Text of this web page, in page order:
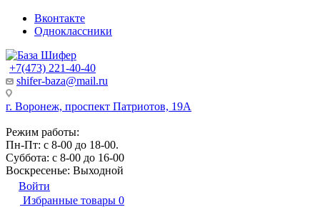
Вконтакте
Одноклассники
+7(473) 221-40-40
shifer-baza@mail.ru
г. Воронеж, проспект Патриотов, 19А
Режим работы:
Пн-Пт: с 8-00 до 18-00.
Суббота: с 8-00 до 16-00
Воскресенье: Выходной
Войти
Избранные товары 0